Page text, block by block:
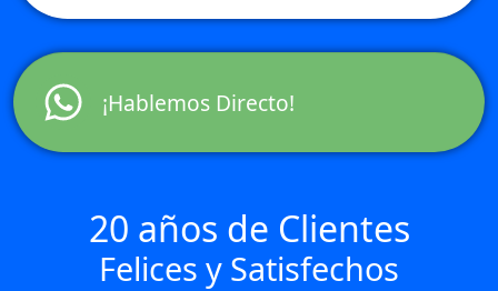
¡Hablemos Directo!
20 años de Clientes
Felices y Satisfechos